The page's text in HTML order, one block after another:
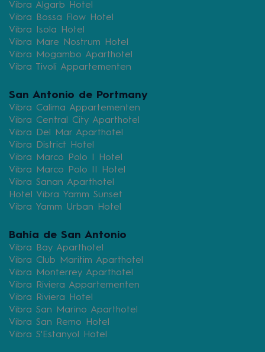
Vibra Algarb Hotel
Vibra Bossa Flow Hotel
Vibra Isola Hotel
Vibra Mare Nostrum Hotel
Vibra Mogambo Aparthotel
Vibra Tivoli Appartementen
San Antonio de Portmany
Vibra Calima Appartementen
Vibra Central City Aparthotel
Vibra Del Mar Aparthotel
Vibra District Hotel
Vibra Marco Polo I Hotel
Vibra Marco Polo II Hotel
Vibra Sanan Aparthotel
Hotel Vibra Yamm Sunset
Vibra Yamm Urban Hotel
Bahía de San Antonio
Vibra Bay Aparthotel
Vibra Club Maritim Aparthotel
Vibra Monterrey Aparthotel
Vibra Riviera Appartementen
Vibra Riviera Hotel
Vibra San Marino Aparthotel
Vibra San Remo Hotel
Vibra S'Estanyol Hotel